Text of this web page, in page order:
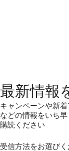
最新情報
キャンペーンや新
などの情報をいち
購読ください
受信方法をお選びく